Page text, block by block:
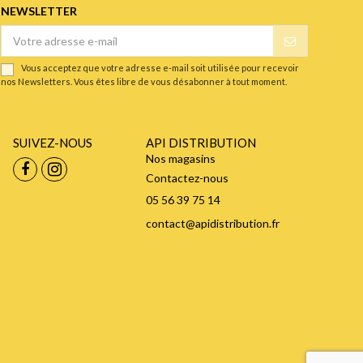
NEWSLETTER
Vous acceptez que votre adresse e-mail soit utilisée pour recevoir
nos Newsletters. Vous êtes libre de vous désabonner à tout moment.
SUIVEZ-NOUS API DISTRIBUTION
Nos magasins
Contactez-nous
05 56 39 75 14
contact@apidistribution.fr